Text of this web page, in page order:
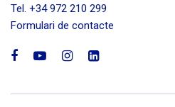
Tel. +34 972 210 299
Formulari de contacte
facebook
youtubeinstagramlinkedin